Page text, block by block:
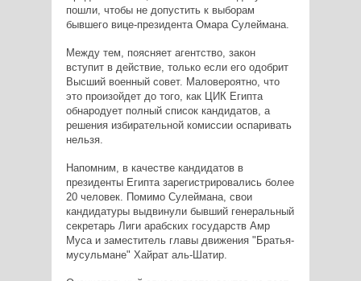
пошли, чтобы не допустить к выборам
бывшего вице-президента Омара Сулеймана.
Между тем, поясняет агентство, закон
вступит в действие, только если его одобрит
Высший военный совет. Маловероятно, что
это произойдет до того, как ЦИК Египта
обнародует полный список кандидатов, а
решения избирательной комиссии оспаривать
нельзя.
Напомним, в качестве кандидатов в
президенты Египта зарегистрировались более
20 человек. Помимо Сулеймана, свои
кандидатуры выдвинули бывший генеральный
секретарь Лиги арабских государств Амр
Муса и заместитель главы движения "Братья-
мусульмане" Хайрат аль-Шатир.